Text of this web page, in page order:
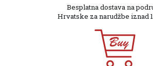
Besplatna dostava na
Hrvatske za narudžbe iznad